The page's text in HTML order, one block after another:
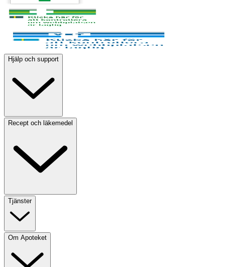
Hjälp och support
Recept och läkemedel
Tjänster
Om Apoteket